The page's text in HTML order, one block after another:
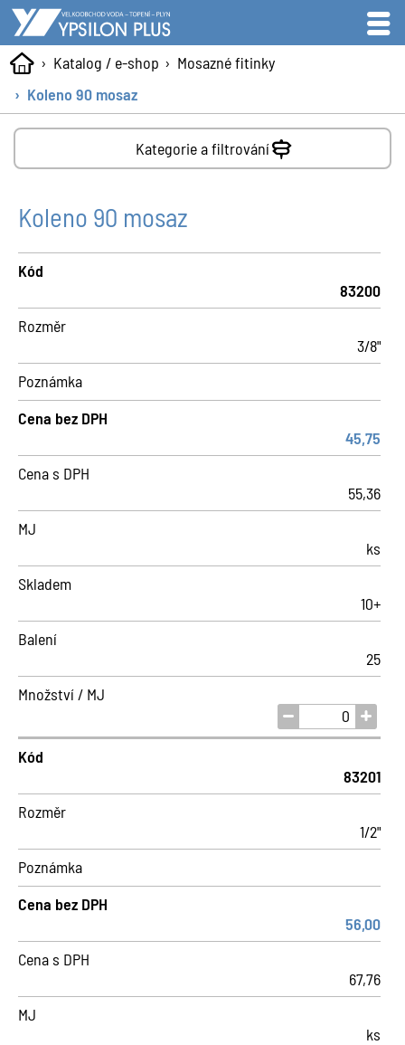
Katalog / e-shop
Mosazné fitinky
Koleno 90 mosaz
Kategorie a filtrování
Koleno 90 mosaz
Kód
83200
Rozměr
3/8"
Poznámka
Cena bez DPH
45,75
Cena s DPH
55,36
MJ
ks
Skladem
10+
Balení
25
Množství / MJ
Kód
83201
Rozměr
1/2"
Poznámka
Cena bez DPH
56,00
Cena s DPH
67,76
MJ
ks